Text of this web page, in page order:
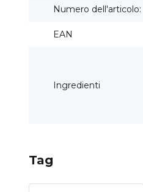
Numero dell'articolo:
EAN
Ingredienti
Tag